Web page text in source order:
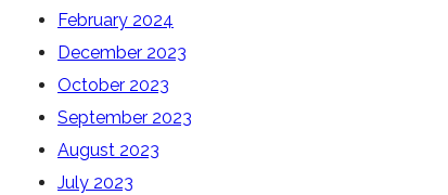
February 2024
December 2023
October 2023
September 2023
August 2023
July 2023